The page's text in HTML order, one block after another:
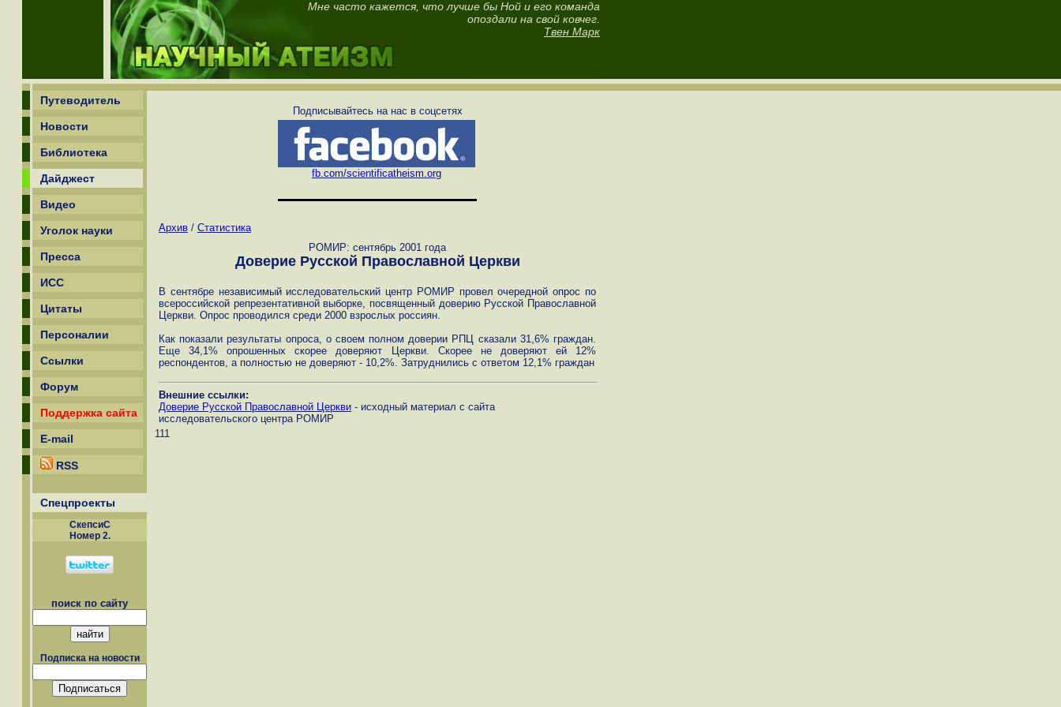
Мне часто кажется, что лучше бы Ной и его команда
опоздали на свой ковчег.
Твен Марк
Путеводитель
Новости
Библиотека
Дайджест
Видео
Уголок науки
Пресса
ИСС
Цитаты
Персоналии
Ссылки
Форум
Поддержка сайта
E-mail
RSS
Спецпроекты
СкепсиС
Номер 2.
поиск по сайту
Подписка на новости
Подписывайтесь на нас в соцсетях
fb.com/scientificatheism.org
Архив / Статистика
РОМИР: сентябрь 2001 года
Доверие Русской Православной Церкви
В сентябре независимый исследовательский центр РОМИР провел очередной опрос по
всероссийской репрезентативной выборке, посвященный доверию Русской Православной
Церкви. Опрос проводился среди 2000 взрослых россиян.
Как показали результаты опроса, о своем полном доверии РПЦ сказали 31,6% граждан.
Еще 34,1% опрошенных скорее доверяют Церкви. Скорее не доверяют ей 12%
респондентов, а полностью не доверяют - 10,2%. Затруднились с ответом 12,1% граждан
Внешние ссылки:
Доверие Русской Православной Церкви - исходный материал с сайта
исследовательского центра РОМИР
111